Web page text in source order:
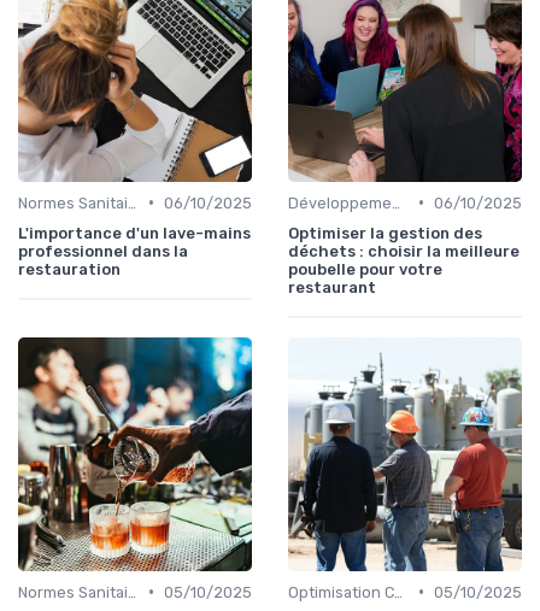
• 06/10/2025
L'importance d'un lave-mains
professionnel dans la
restauration
• 06/10/2025
Optimiser la gestion des
déchets : choisir la meilleure
poubelle pour votre
restaurant
• 05/10/2025
• 05/10/2025